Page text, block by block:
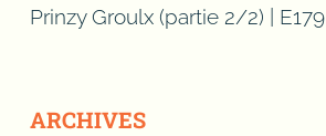
Prinzy Groulx (partie 2/2) | E179
ARCHIVES